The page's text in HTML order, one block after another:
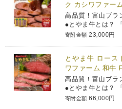
ク カシワファー
高品質！富山ブラ
●とやま牛とは？
寄附金額 23,000円
とやま牛 ロース
ワファーム 和牛
高品質！富山ブラ
●とやま牛とは？
寄附金額 66,000円